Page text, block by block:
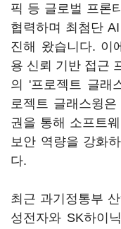
픽 등 글로벌 프론
협력하며 최첨단
진해 왔습니다. 이
용 신뢰 기반 접근
의 '프로젝트 글래
로젝트 글래스윙
권을 통해 소프트
보안 역량을 강화
다.
최근 과기정통부
성전자와 SK하이